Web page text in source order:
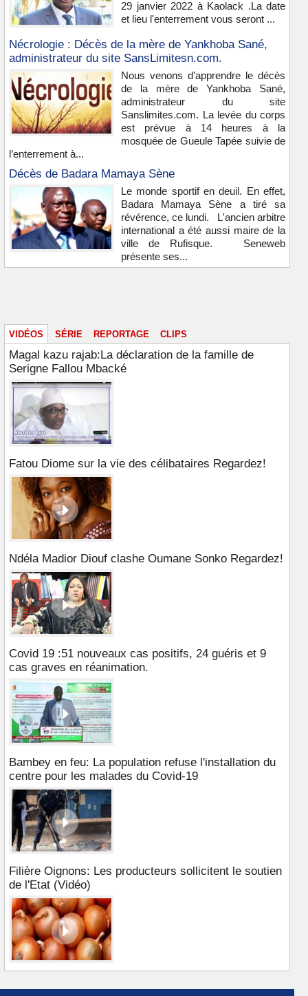
29 janvier 2022 à Kaolack .La date
et lieu l'enterrement vous seront ...
Nécrologie : Décès de la mère de Yankhoba Sané,
administrateur du site SansLimitesn.com.
Nous venons d’apprendre le décès
de la mère de Yankhoba Sané,
administrateur du site
Sanslimites.com. La levée du corps
est prévue à 14 heures à la
mosquée de Gueule Tapée suivie de
l’enterrement à...
Décès de Badara Mamaya Sène
Le monde sportif en deuil. En effet,
Badara Mamaya Sène a tiré sa
révérence, ce lundi. L'ancien arbitre
international a été aussi maire de la
ville de Rufisque. Seneweb
présente ses...
VIDÉOS SÉRIE REPORTAGE CLIPS
Magal kazu rajab:La déclaration de la famille de
Serigne Fallou Mbacké
Fatou Diome sur la vie des célibataires Regardez!
Ndéla Madior Diouf clashe Oumane Sonko Regardez!
Covid 19 :51 nouveaux cas positifs, 24 guéris et 9
cas graves en réanimation.
Bambey en feu: La population refuse l'installation du
centre pour les malades du Covid-19
Filière Oignons: Les producteurs sollicitent le soutien
de l'Etat (Vidéo)